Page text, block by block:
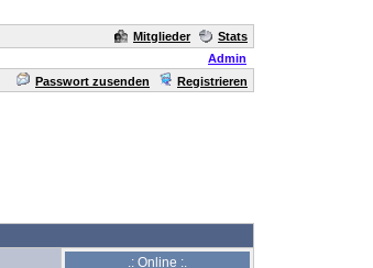
Mitglieder
Stats
Admin
Passwort zusenden Registrieren
.: Online :.